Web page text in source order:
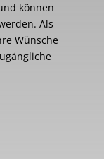
können
Als
Wünsche